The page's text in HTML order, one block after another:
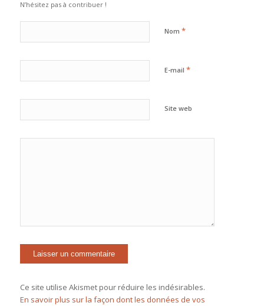
N’hésitez pas à contribuer !
Nom *
E-mail *
Site web
Ce site utilise Akismet pour réduire les indésirables.
En savoir plus sur la façon dont les données de vos